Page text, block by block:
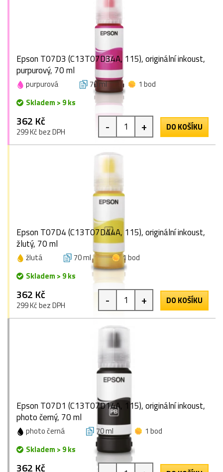
Epson T07D3 (C13T07D34A, 115), originální inkoust,
purpurový, 70 ml
purpurová 70 ml
1 bod
Skladem > 9 ks
362 Kč
299 Kč bez DPH - + DO KOŠÍKU
Epson T07D4 (C13T07D44A, 115), originální inkoust,
žlutý, 70 ml
žlutá 70 ml
1 bod
Skladem > 9 ks
362 Kč
299 Kč bez DPH - + DO KOŠÍKU
Epson T07D1 (C13T07D14A, 115), originální inkoust,
photo černý, 70 ml
photo černá 70 ml
1 bod
Skladem > 9 ks
362 Kč